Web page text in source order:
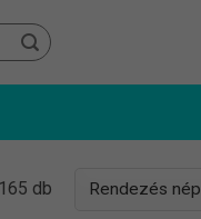
db Sorted